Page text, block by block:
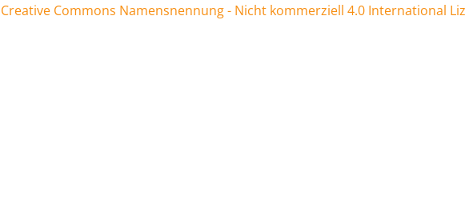
Creative Commons Namensnennung - Nicht kommerziell 4.0 International